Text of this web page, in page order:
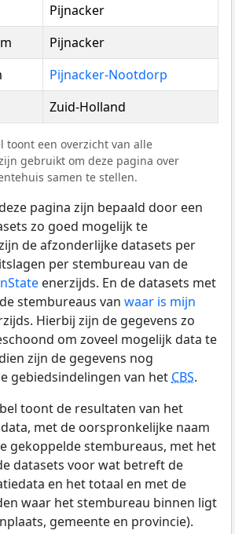
Pijnacker
Pijnacker
Pijnacker-Nootdorp
Zuid-Holland
toont een overzicht van alle
gebruikt om deze pagina over
samen te stellen.
pagina zijn bepaald door een
zo goed mogelijk te
de afzonderlijke datasets per
per stembureau van de
enerzijds. En de datasets met
stembureaus van waar is mijn
Hierbij zijn de gegevens zo
om zoveel mogelijk data te
zijn de gegevens nog
gebiedsindelingen van het CBS.
toont de resultaten van het
met de oorspronkelijke naam
gekoppelde stembureaus, met het
datasets voor wat betreft de
en het totaal en met de
waar het stembureau binnen ligt
gemeente en provincie).